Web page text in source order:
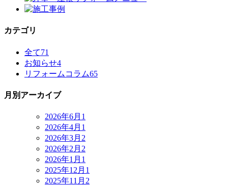
カテゴリ
全て71
お知らせ4
リフォームコラム65
月別アーカイブ
2026年6月 1
2026年4月 1
2026年3月 2
2026年2月 2
2026年1月 1
2025年12月 1
2025年11月 2